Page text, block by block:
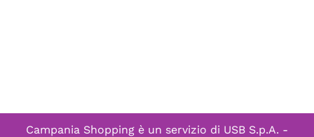
Campania Shopping è un servizio di USB S.p.A. -